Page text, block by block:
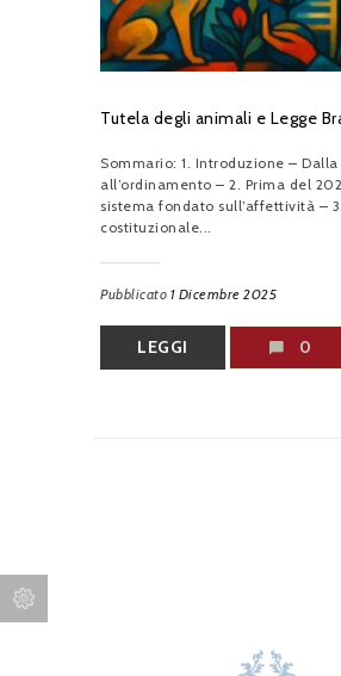
Tutela degli animali e Legge
Sommario: 1. Introduzione – Dalla
all’ordinamento – 2. Prima del
sistema fondato sull’affettività –
costituzionale...
Pubblicato 1 Dicembre 2025
LEGGI 0